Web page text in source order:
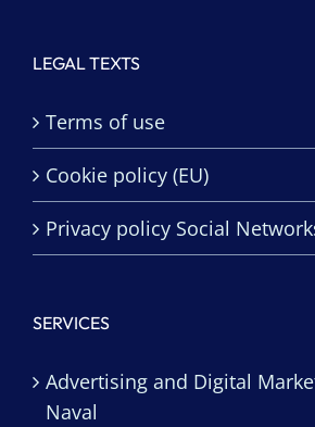
LEGAL TEXTS
Terms of use
Cookie policy (EU)
Privacy policy Social
SERVICES
Advertising and Digital
Naval